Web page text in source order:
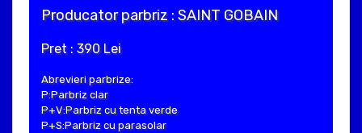
Producator parbriz : SAINT GOBAIN
Pret : 390 Lei
Abrevieri parbrize:
P:Parbriz clar
P+V:Parbriz cu tenta verde
P+S:Parbriz cu parasolar